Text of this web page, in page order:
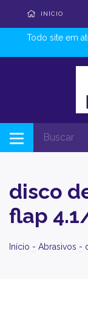
INÍCIO
Todo site em
disco
flap
Início - Abrasivos -